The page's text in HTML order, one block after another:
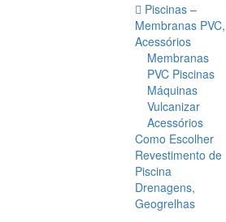
Piscinas –
Membranas PVC,
Acessórios
Membranas
PVC Piscinas
Máquinas
Vulcanizar
Acessórios
Como Escolher
Revestimento de
Piscina
Drenagens,
Geogrelhas